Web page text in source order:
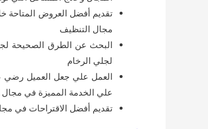
تقديم أفضل العروض المتاحة
مجال التنظيف
البحث عن الطرق الصحيحة
لجلي الرخام
العمل علي جعل العميل رضي
علي الخدمة المميزة في مجال
تقديم أفضل الاقتراحات في